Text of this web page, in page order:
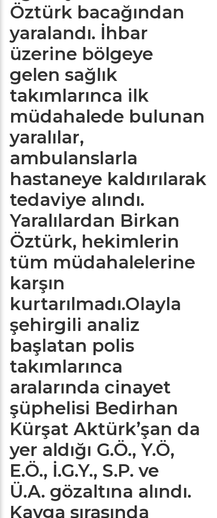
Öztürk bacağından
yaralandı. İhbar
üzerine bölgeye
gelen sağlık
takımlarınca ilk
müdahalede bulunan
yaralılar,
ambulanslarla
hastaneye kaldırılarak
tedaviye alındı.
Yaralılardan Birkan
Öztürk, hekimlerin
tüm müdahalelerine
karşın
kurtarılmadı.Olayla
şehirgili analiz
başlatan polis
takımlarınca
aralarında cinayet
şüphelisi Bedirhan
Kürşat Aktürk’şan da
yer aldığı G.Ö., Y.Ö,
E.Ö., İ.G.Y., S.P. ve
Ü.A. gözaltına alındı.
Kavga sırasında